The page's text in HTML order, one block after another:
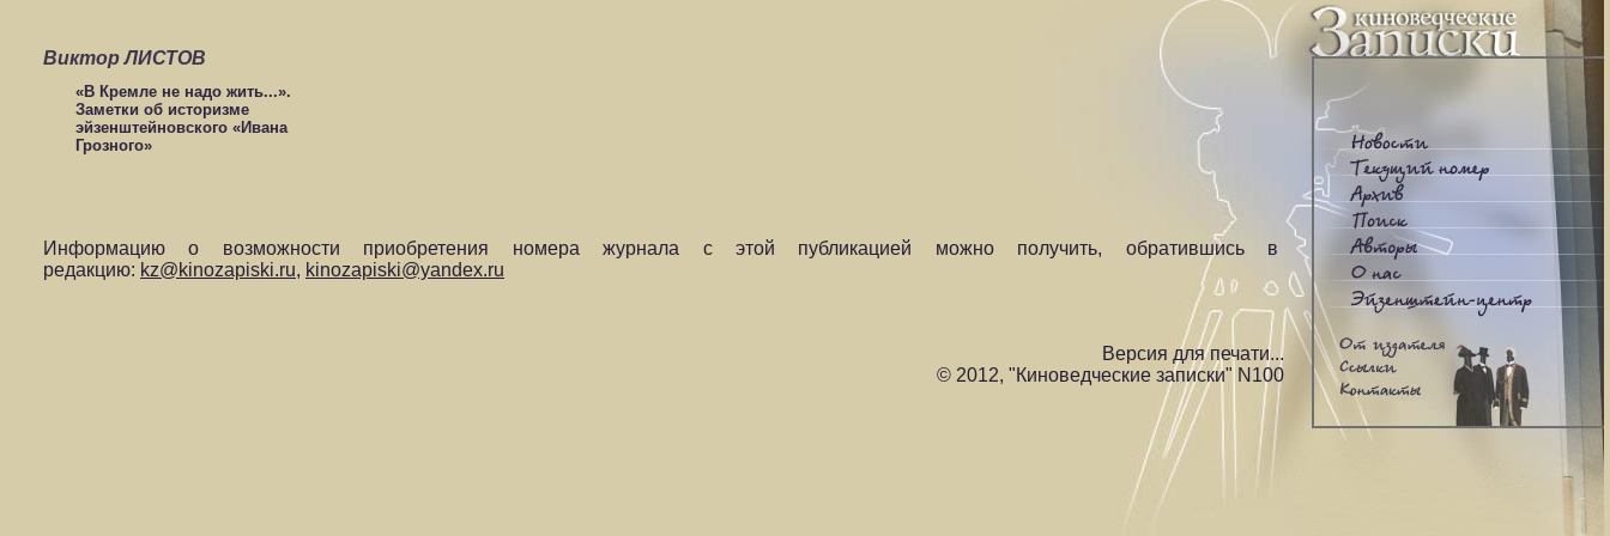
Виктор ЛИСТОВ
«В Кремле не надо жить...».
Заметки об историзме
эйзенштейновского «Ивана
Грозного»
Информацию о возможности приобретения номера журнала с этой публикацией можно получить, обратившись в
редакцию: kz@kinozapiski.ru, kinozapiski@yandex.ru
Версия для печати...
© 2012, "Киноведческие записки" N100